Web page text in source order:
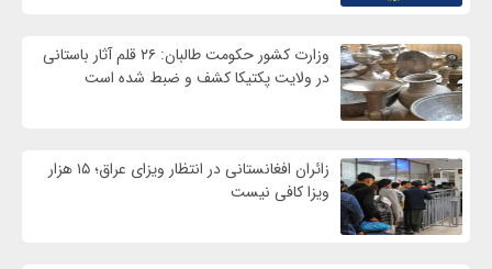
وزارت کشور حکومت طالبان: ۲۶ قلم آثار باستانی
در ولایت پکتیکا کشف و ضبط شده است
زائران افغانستانی در انتظار ویزای عراق؛ ۱۵ هزار
ویزا کافی نیست